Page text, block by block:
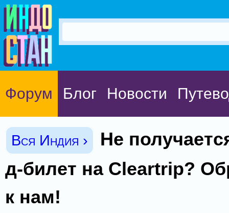
Форум Блог Новости
Вся Индия ›
Не
д-билет на Cleartrip?
к нам!